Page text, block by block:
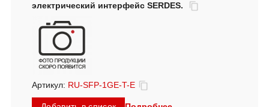
электрический интерфейс SERDES.
Артикул: RU-SFP-1GE-T-E